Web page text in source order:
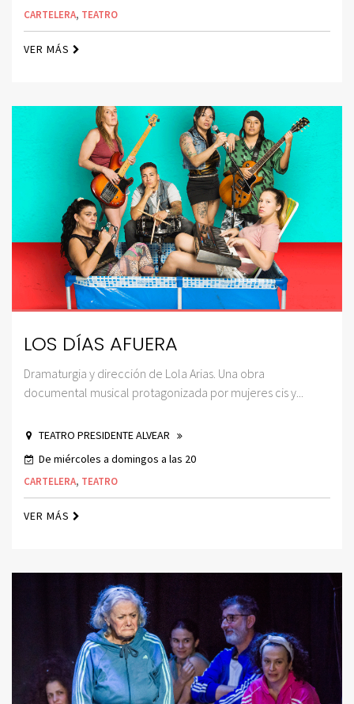
CARTELERA, TEATRO
VER MÁS
LOS DÍAS AFUERA
Dramaturgia y dirección de Lola Arias. Una obra
documental musical protagonizada por mujeres cis y...
TEATRO PRESIDENTE ALVEAR
De miércoles a domingos a las 20
CARTELERA, TEATRO
VER MÁS